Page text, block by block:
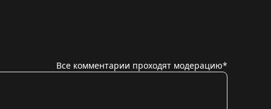
Все комментарии проходят модерацию*